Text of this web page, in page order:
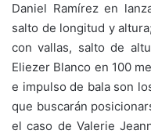
Daniel Ramírez en
salto de longitud y
con vallas, salto de
Eliezer Blanco en 100
e impulso de bala son
que buscarán
el caso de Valerie